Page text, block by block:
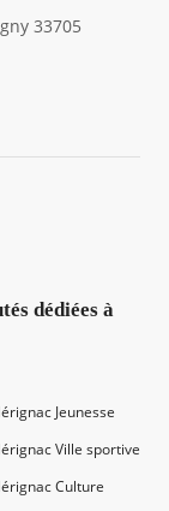
33705
dédiées à
Jeunesse
Ville sportive
Culture